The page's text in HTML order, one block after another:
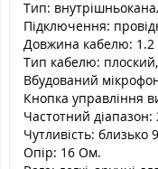
Тип:
Підключення:
Довжина кабелю: 1.2
Тип кабелю:
Вбудований
Кнопка управління
Частотний діапазон:
Чутливість: близько
Опір: 16 Ом.